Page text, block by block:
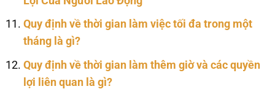
Quy định về thời gian làm việc tối đa trong một
tháng là gì?
Quy định về thời gian làm thêm giờ và các quyền
lợi liên quan là gì?